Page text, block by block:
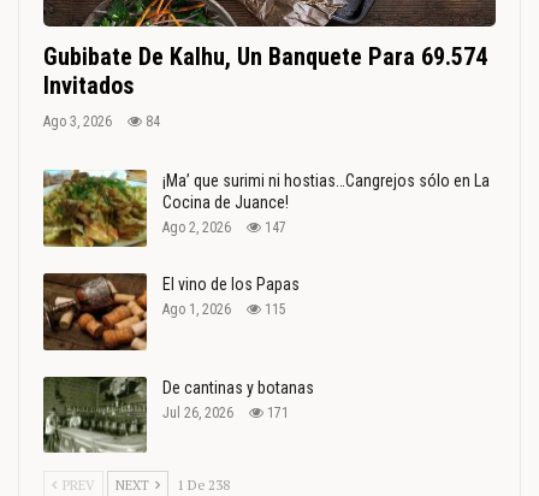
Gubibate De Kalhu, Un Banquete Para 69.574
Invitados
Ago 3, 2026 84
¡Ma’ que surimi ni hostias…Cangrejos sólo en La
Cocina de Juance!
Ago 2, 2026 147
El vino de los Papas
Ago 1, 2026 115
De cantinas y botanas
Jul 26, 2026 171
PREV NEXT 1 De 238